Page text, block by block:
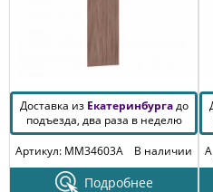
Доставка из Екатеринбургадо
подъезда, два раза в неделю
Артикул: MM34603A
В наличии
Подробнее